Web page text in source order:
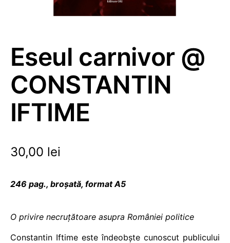
Eseul carnivor @
CONSTANTIN
IFTIME
30,00 lei
246 pag., broșată, format A5
O privire necruțătoare asupra României politice
Constantin Iftime este îndeobște cunoscut publicului